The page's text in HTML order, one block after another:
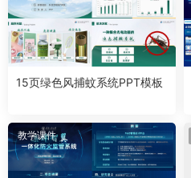
15页绿色风捕蚊系统PPT模板
教学课件